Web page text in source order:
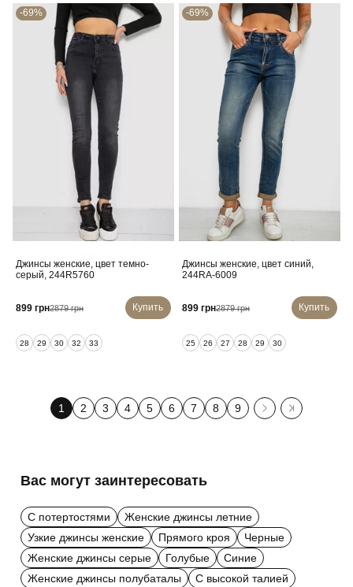
-69%
Джинсы женские, цвет темно-
серый, 244R5760
899 грн2879 грн Купить
28 29 30 32 33
-69%
Джинсы женские, цвет синий,
244RA-6009
899 грн2879 грн Купить
25 26 27 28 29 30
1 2 3 4 5 6 7 8 9
Вас могут заинтересовать
С потертостями
Женские джинсы летние
Узкие джинсы женские
Прямого кроя
Черные
Женские джинсы серые
Голубые
Синие
Женские джинсы полубаталы
С высокой талией